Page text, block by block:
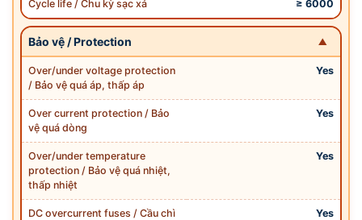
Cycle life / Chu kỳ sạc xả ≥ 6000
Bảo vệ / Protection
Over/under voltage protection
/ Bảo vệ quá áp, thấp áp
Yes
Over current protection / Bảo
vệ quá dòng
Yes
Over/under temperature
protection / Bảo vệ quá nhiệt,
thấp nhiệt
Yes
DC overcurrent fuses / Cầu chì
Yes